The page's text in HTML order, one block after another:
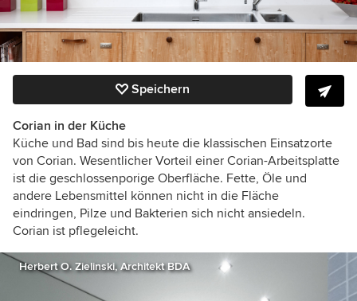
Speichern
Corian in der Küche
Küche und Bad sind bis heute die klassischen Einsatzorte
von Corian. Wesentlicher Vorteil einer Corian-Arbeitsplatte
ist die geschlossenporige Oberfläche. Fette, Öle und
andere Lebensmittel können nicht in die Fläche
eindringen, Pilze und Bakterien sich nicht ansiedeln.
Corian ist pflegeleicht.
Herbert O. Zielinski, Architekt BDA